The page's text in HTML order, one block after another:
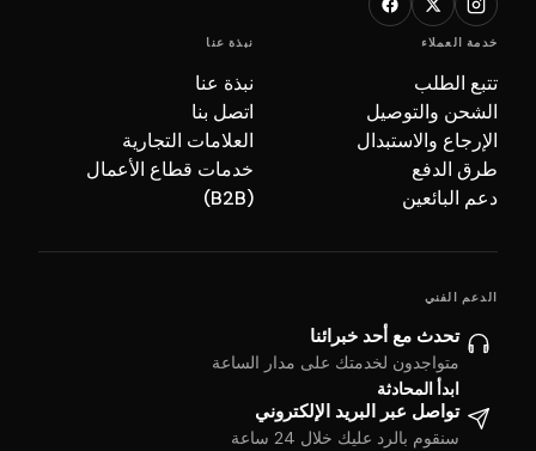
خدمة العملاء
تتبع الطلب
الشحن والتوصيل
الإرجاع والاستبدال
طرق الدفع
دعم البائعين
نبذة عنا
نبذة عنا
اتصل بنا
العلامات التجارية
خدمات قطاع الأعمال
(B2B)
الدعم الفني
تحدث مع أحد خبرائنا
متواجدون لخدمتك على مدار الساعة
ابدأ المحادثة
تواصل عبر البريد الإلكتروني
سنقوم بالرد عليك خلال 24 ساعة